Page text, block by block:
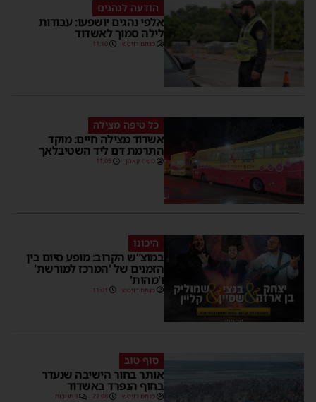
הודעה לנהגים
אלפי נהגים יושפעו: עבודות
לילה סמוך לאשדוד
מנחם דויטש 11:10
כל טיפה מצילה
אשדוד מצילה חיים: מוקד
התרמת דם ליד השטיבלאך
משה קאהן 11:05
היכונו
במוצ”ש הקרוב: מופע סיום בין
הזמנים של 'המרכז למורשת'
ו'מהות'
מנחם דויטש 11:01
סוף טוב
אותר בחור הישיבה שנעדר
בחוף הנפרד באשדוד
מנחם דויטש 22:08 3 תגובות